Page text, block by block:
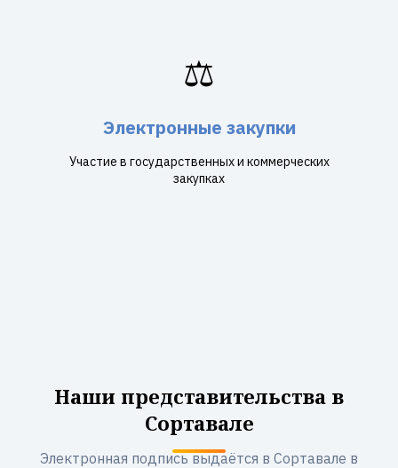
⚖️
Электронные закупки
Участие в государственных и коммерческих
закупках
Наши представительства в
Сортавале
Электронная подпись выдаётся в Сортавале в